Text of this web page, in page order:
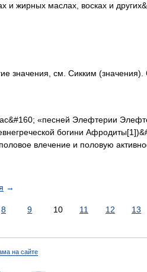
жирных маслах, восках и
значения, см. Сикким (значения).
«песней Элефтерии
богини
влечение и половую
→
8 9 10 11 12 13
на сайте